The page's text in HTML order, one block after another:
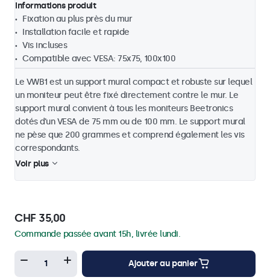
Informations produit
Fixation au plus près du mur
Installation facile et rapide
Vis incluses
Compatible avec VESA: 75x75, 100x100
Le VWB1 est un support mural compact et robuste sur lequel
un moniteur peut être fixé directement contre le mur. Le
support mural convient à tous les moniteurs Beetronics
dotés d’un VESA de 75 mm ou de 100 mm. Le support mural
ne pèse que 200 grammes et comprend également les vis
correspondants.
Voir plus
CHF 35,00
Commande passée avant 15h, livrée lundi.
Ajouter au panier